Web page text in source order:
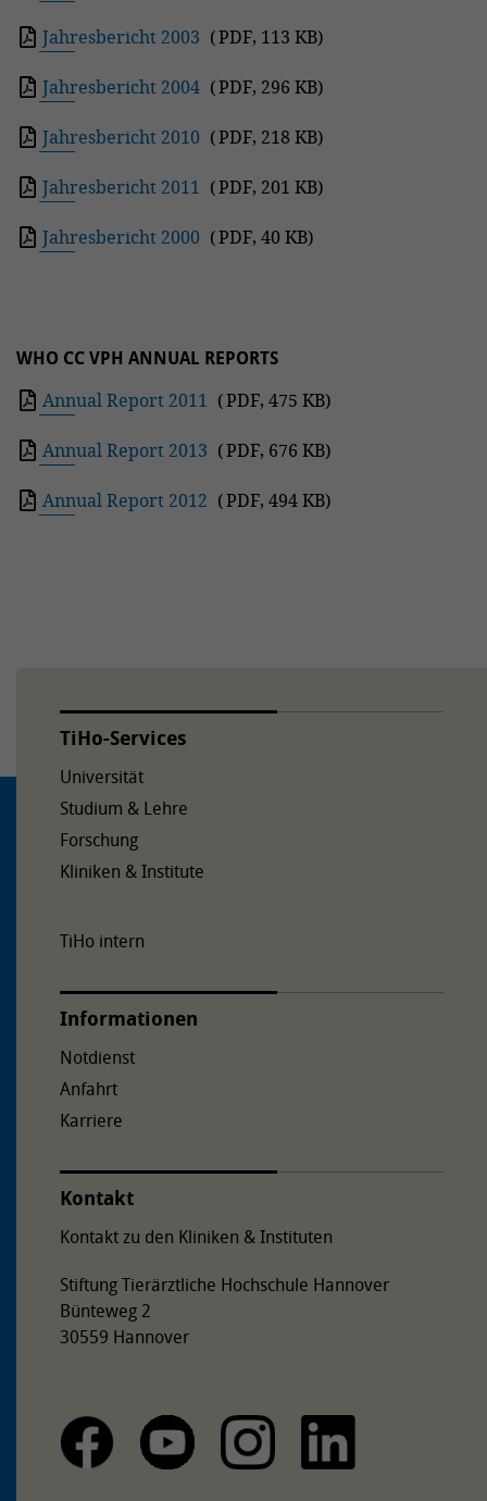
Jahresbericht 2003 (PDF, 113 KB)
Jahresbericht 2004 (PDF, 296 KB)
Jahresbericht 2010 (PDF, 218 KB)
Jahresbericht 2011 (PDF, 201 KB)
Jahresbericht 2000 (PDF, 40 KB)
WHO CC VPH ANNUAL REPORTS
Annual Report 2011 (PDF, 475 KB)
Annual Report 2013 (PDF, 676 KB)
Annual Report 2012 (PDF, 494 KB)
TiHo-Services
Universität
Studium & Lehre
Forschung
Kliniken & Institute
TiHo intern
Informationen
Notdienst
Anfahrt
Karriere
Kontakt
Kontakt zu den Kliniken & Instituten
Stiftung Tierärztliche Hochschule Hannover
Bünteweg 2
30559 Hannover